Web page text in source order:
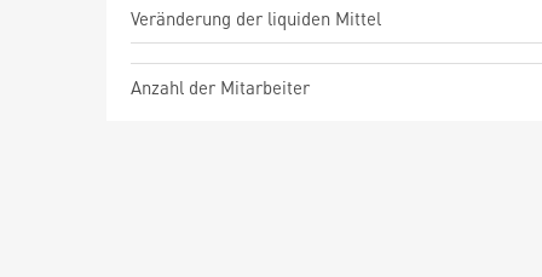
Veränderung der liquiden Mittel
Anzahl der Mitarbeiter